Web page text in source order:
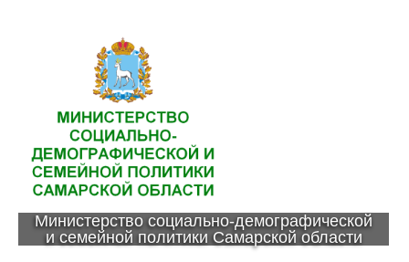
Министерство социально-демографической
и семейной политики Самарской области